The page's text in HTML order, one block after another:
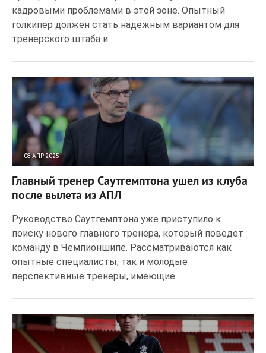
кадровыми проблемами в этой зоне. Опытный
голкипер должен стать надежным вариантом для
тренерского штаба и
08 АПР 2025
Главный тренер Саутгемптона ушел из клуба
после вылета из АПЛ
Руководство Саутгемптона уже приступило к
поиску нового главного тренера, который поведет
команду в Чемпионшипе. Рассматриваются как
опытные специалисты, так и молодые
перспективные тренеры, имеющие